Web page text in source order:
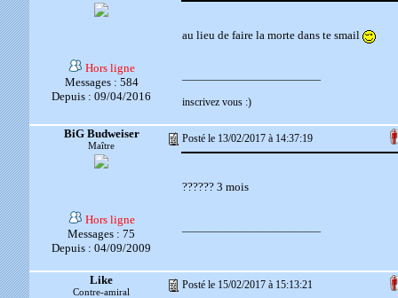
Hors ligne
Messages : 584
Depuis : 09/04/2016
au lieu de faire la morte dans te smail
inscrivez vous :)
BiG Budweiser
Maître
Posté le 13/02/2017 à 14:37:19
Hors ligne
Messages : 75
Depuis : 04/09/2009
?????? 3 mois
Like
Contre-amiral
Posté le 15/02/2017 à 15:13:21